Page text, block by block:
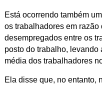
Está ocorrendo também
os trabalhadores em
desempregados entre os
posto do trabalho, levando
média dos trabalhadores
Ela disse que, no entanto,